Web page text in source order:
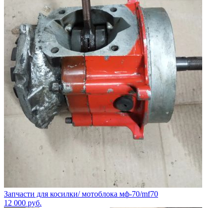
Запчасти для косилки/ мотоблока мф-70/mf70
12 000 руб.